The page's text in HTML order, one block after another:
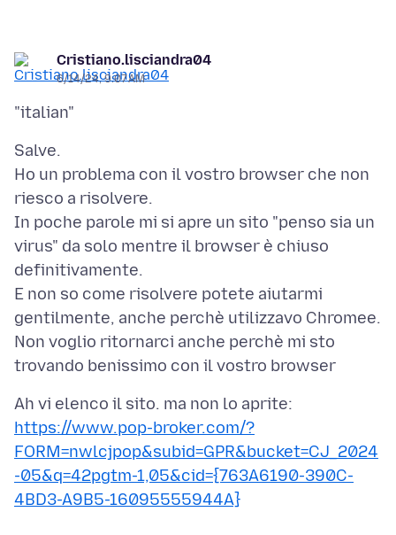
Cristiano.lisciandra04
6/14/24, 9:07 AM
Salve.
Ho un problema con il vostro browser che non
riesco a risolvere.
In poche parole mi si apre un sito "penso sia un
virus" da solo mentre il browser è chiuso
definitivamente.
E non so come risolvere potete aiutarmi
gentilmente, anche perchè utilizzavo Chromee.
Non voglio ritornarci anche perchè mi sto
Ah vi elenco il sito. ma non lo aprite:
https://www.pop-broker.com/?
FORM=nwlcjpop&subid=GPR&bucket=CJ_2024
-05&q=42pgtm-1,05&cid={763A6190-390C-
4BD3-A9B5-16095555944A}